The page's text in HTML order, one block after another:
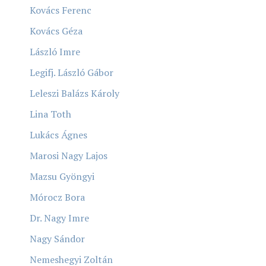
Kovács Ferenc
Kovács Géza
László Imre
Legifj. László Gábor
Leleszi Balázs Károly
Lina Toth
Lukács Ágnes
Marosi Nagy Lajos
Mazsu Gyöngyi
Mórocz Bora
Dr. Nagy Imre
Nagy Sándor
Nemeshegyi Zoltán